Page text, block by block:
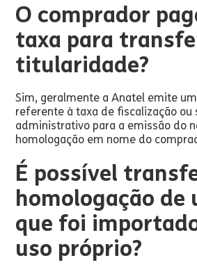
O comprador
taxa para
titularidade?
Sim, geralmente a Anatel emite um
referente à taxa de fiscalização ou
administrativo para a emissão do
homologação em nome do
É possível
homologação de
que foi
uso próprio?